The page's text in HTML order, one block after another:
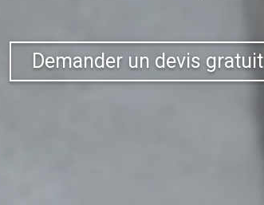
Demander un devis gratuit